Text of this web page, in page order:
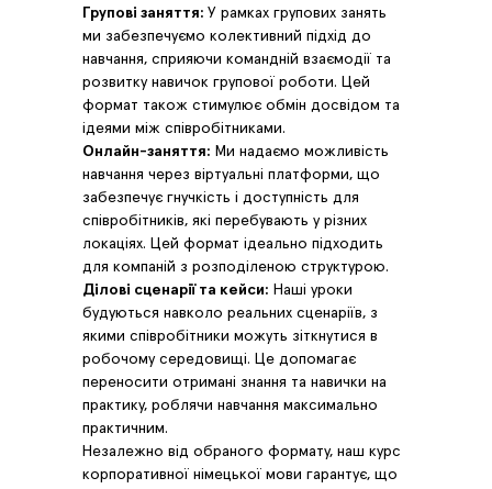
Групові заняття: У рамках групових занять
ми забезпечуємо колективний підхід до
навчання, сприяючи командній взаємодії та
розвитку навичок групової роботи. Цей
формат також стимулює обмін досвідом та
ідеями між співробітниками.
Онлайн-заняття: Ми надаємо можливість
навчання через віртуальні платформи, що
забезпечує гнучкість і доступність для
співробітників, які перебувають у різних
локаціях. Цей формат ідеально підходить
для компаній з розподіленою структурою.
Ділові сценарії та кейси: Наші уроки
будуються навколо реальних сценаріїв, з
якими співробітники можуть зіткнутися в
робочому середовищі. Це допомагає
переносити отримані знання та навички на
практику, роблячи навчання максимально
практичним.
Незалежно від обраного формату, наш курс
корпоративної німецької мови гарантує, що